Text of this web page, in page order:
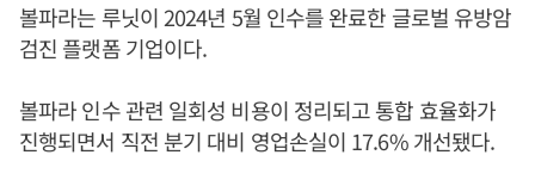
볼파라는 루닛이 2024년 5월 인수를 완료한 글로벌 유방암
검진 플랫폼 기업이다.
볼파라 인수 관련 일회성 비용이 정리되고 통합 효율화가
진행되면서 직전 분기 대비 영업손실이 17.6% 개선됐다.